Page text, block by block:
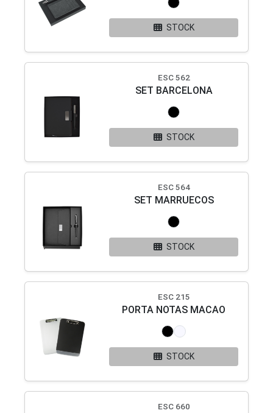
STOCK
ESC 562
SET BARCELONA
STOCK
ESC 564
SET MARRUECOS
STOCK
ESC 215
PORTA NOTAS MACAO
STOCK
ESC 660